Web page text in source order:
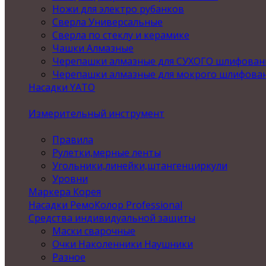
Ножи для электро рубанков
Сверла Универсальные
Сверла по стеклу и керамике
Чашки Алмазные
Черепашки алмазные для СУХОГО
Черепашки алмазные для мокрого
Насадки YATO
Измерительный инструмент
Правила
Рулетки,мерные ленты
Угольники,линейки,штангенциркули
Уровни
Маркера Корея
Насадки РемоКолор Professional
Средства индивидуальной защиты
Маски сварочные
Очки Наколенники Наушники
Разное